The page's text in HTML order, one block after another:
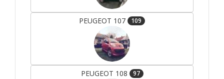
PEUGEOT 107 109
PEUGEOT 108 97